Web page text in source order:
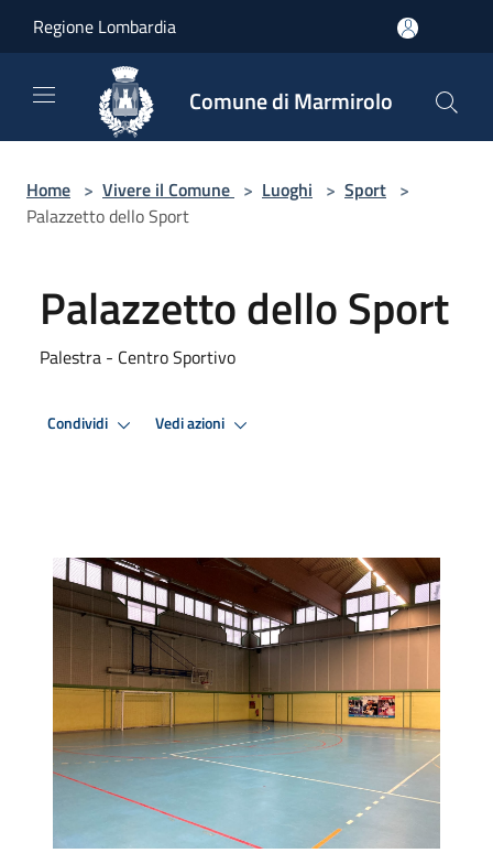
Regione Lombardia
Comune di Marmirolo
Home > Vivere il Comune > Luoghi > Sport >
Palazzetto dello Sport
Palazzetto dello Sport
Palestra - Centro Sportivo
Condividi Vedi azioni